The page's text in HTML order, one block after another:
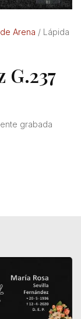
Arena / Lápida
grabada